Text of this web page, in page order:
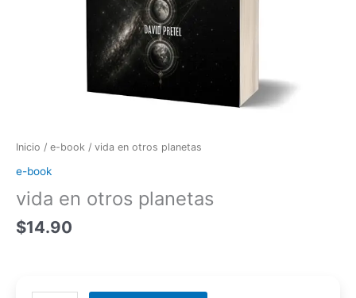
Inicio / e-book / vida en otros planetas
e-book
vida en otros planetas
$14.90